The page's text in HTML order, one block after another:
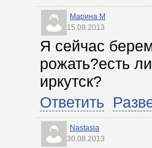
Марина М
15.08.2013
Я сейчас
рожать?есть
иркутск?
Ответить
Nastasia
30.08.2013